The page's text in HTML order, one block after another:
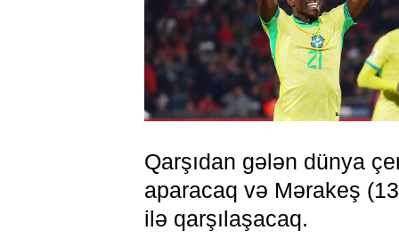
Qarşıdan gələn dünya
aparacaq və Mərakeş
ilə qarşılaşacaq.